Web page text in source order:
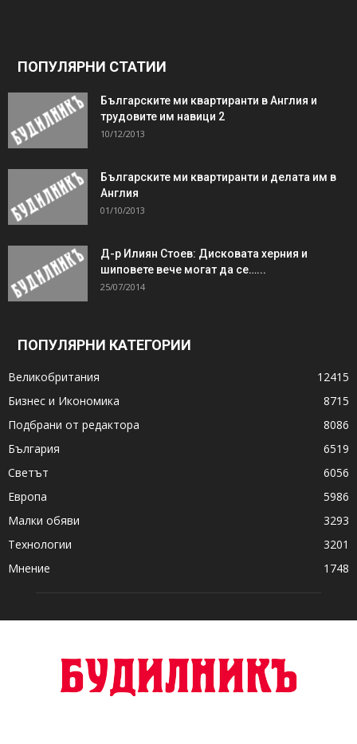
ПОПУЛЯРНИ СТАТИИ
Българските ми квартиранти в Англия и
трудовите им навици 2
10/12/2013
Българските ми квартиранти и делата им в
Англия
01/10/2013
Д-р Илиян Стоев: Дисковата херния и
шиповете вече могат да се…...
25/07/2014
ПОПУЛЯРНИ КАТЕГОРИИ
Великобритания
12415
Бизнес и Икономика
8715
Подбрани от редактора
8086
България
6519
Светът
6056
Европа
5986
Малки обяви
3293
Технологии
3201
Мнение
1748